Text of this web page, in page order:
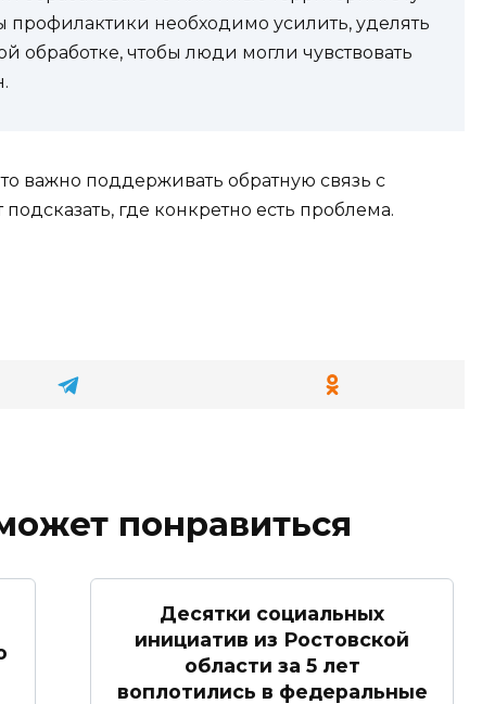
профилактики необходимо усилить, уделять
обработке, чтобы люди могли чувствовать
важно поддерживать обратную связь с
где конкретно есть проблема.
понравиться
Десятки социальных
инициатив из Ростовской
области за 5 лет
воплотились в федеральные